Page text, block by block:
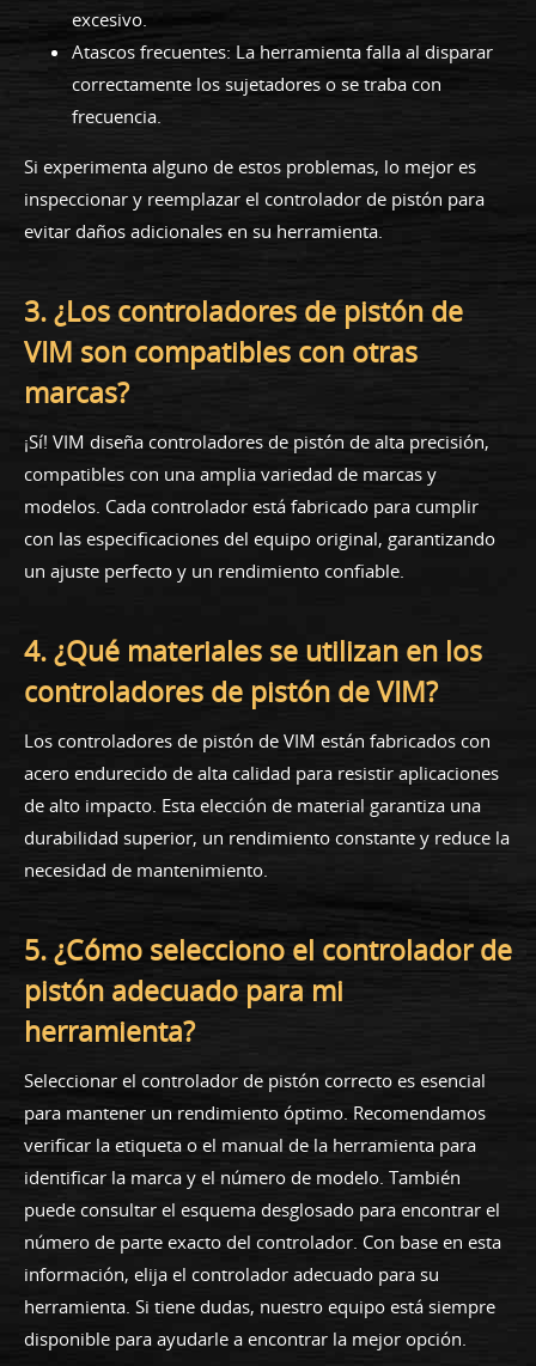
excesivo.
Atascos frecuentes: La herramienta falla al disparar
correctamente los sujetadores o se traba con
frecuencia.
Si experimenta alguno de estos problemas, lo mejor es
inspeccionar y reemplazar el controlador de pistón para
evitar daños adicionales en su herramienta.
3. ¿Los controladores de pistón de
VIM son compatibles con otras
marcas?
¡Sí! VIM diseña controladores de pistón de alta precisión,
compatibles con una amplia variedad de marcas y
modelos. Cada controlador está fabricado para cumplir
con las especificaciones del equipo original, garantizando
un ajuste perfecto y un rendimiento confiable.
4. ¿Qué materiales se utilizan en los
controladores de pistón de VIM?
Los controladores de pistón de VIM están fabricados con
acero endurecido de alta calidad para resistir aplicaciones
de alto impacto. Esta elección de material garantiza una
durabilidad superior, un rendimiento constante y reduce la
necesidad de mantenimiento.
5. ¿Cómo selecciono el controlador de
pistón adecuado para mi
herramienta?
Seleccionar el controlador de pistón correcto es esencial
para mantener un rendimiento óptimo. Recomendamos
verificar la etiqueta o el manual de la herramienta para
identificar la marca y el número de modelo. También
puede consultar el esquema desglosado para encontrar el
número de parte exacto del controlador. Con base en esta
información, elija el controlador adecuado para su
herramienta. Si tiene dudas, nuestro equipo está siempre
disponible para ayudarle a encontrar la mejor opción.